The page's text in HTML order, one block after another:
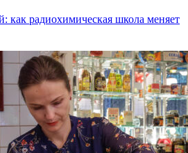
как радиохимическая школа меняет